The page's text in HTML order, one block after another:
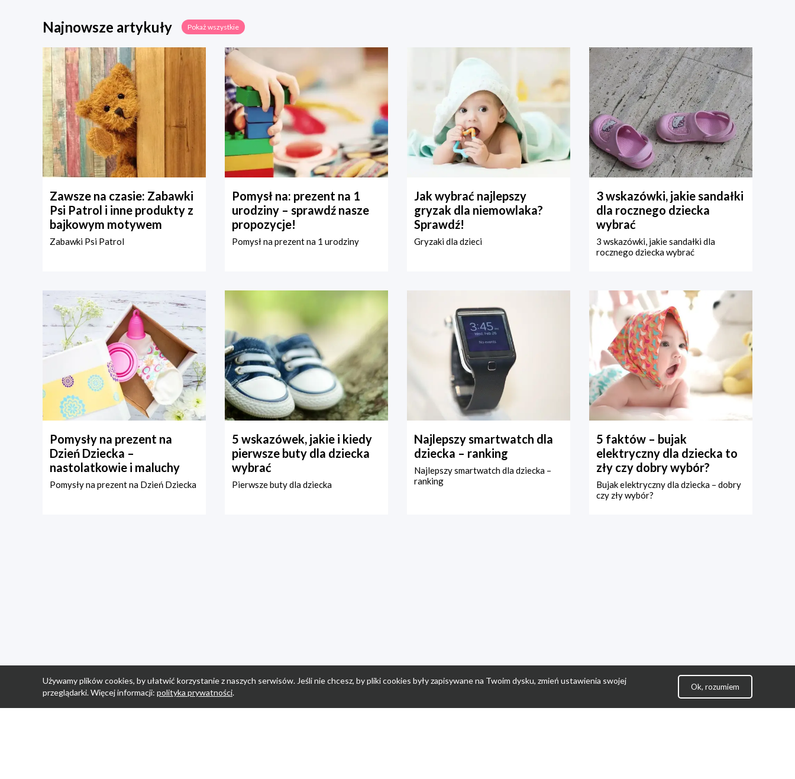
Najnowsze artykuły Pokaż wszystkie
Zawsze na czasie: Zabawki
Psi Patrol i inne produkty z
bajkowym motywem
Zabawki Psi Patrol
Pomysł na: prezent na 1
urodziny – sprawdź nasze
propozycje!
Pomysł na prezent na 1 urodziny
Jak wybrać najlepszy
gryzak dla niemowlaka?
Sprawdź!
Gryzaki dla dzieci
3 wskazówki, jakie sandałki
dla rocznego dziecka
wybrać
3 wskazówki, jakie sandałki dla
rocznego dziecka wybrać
Pomysły na prezent na
Dzień Dziecka –
nastolatkowie i maluchy
Pomysły na prezent na Dzień Dziecka
5 wskazówek, jakie i kiedy
pierwsze buty dla dziecka
wybrać
Pierwsze buty dla dziecka
Najlepszy smartwatch dla
dziecka – ranking
Najlepszy smartwatch dla dziecka –
ranking
5 faktów – bujak
elektryczny dla dziecka to
zły czy dobry wybór?
Bujak elektryczny dla dziecka – dobry
czy zły wybór?
Używamy plików cookies, by ułatwić korzystanie z naszych serwisów. Jeśli nie chcesz, by pliki cookies były zapisywane na Twoim dysku, zmień ustawienia swojej
przeglądarki. Więcej informacji: polityka prywatności.
Ok, rozumiem